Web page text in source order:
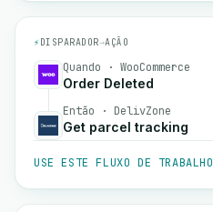
⚡ DISPARADOR→AÇÃO
Quando · WooCommerce
Order Deleted
Então · DelivZone
Get parcel tracking
USE ESTE FLUXO DE TRABALHO